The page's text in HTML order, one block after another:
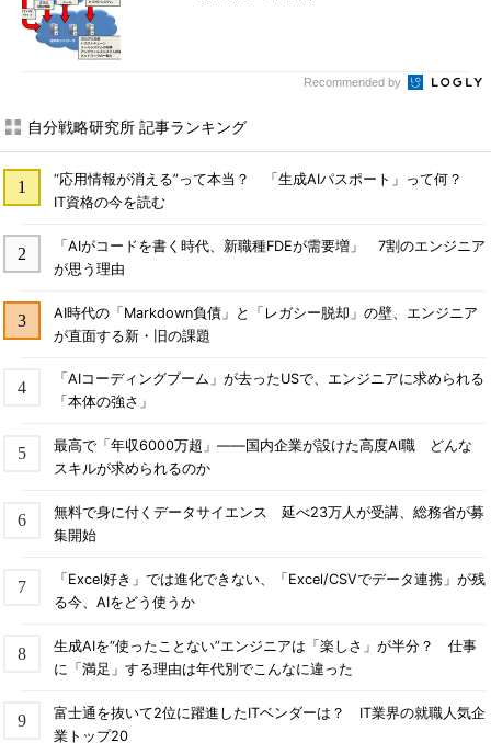
Recommended by
自分戦略研究所 記事ランキング
“応用情報が消える”って本当？ 「生成AIパスポート」って何？
IT資格の今を読む
「AIがコードを書く時代、新職種FDEが需要増」 7割のエンジニア
が思う理由
AI時代の「Markdown負債」と「レガシー脱却」の壁、エンジニア
が直面する新・旧の課題
「AIコーディングブーム」が去ったUSで、エンジニアに求められる
「本体の強さ」
最高で「年収6000万超」――国内企業が設けた高度AI職 どんな
スキルが求められるのか
無料で身に付くデータサイエンス 延べ23万人が受講、総務省が募
集開始
「Excel好き」では進化できない、「Excel/CSVでデータ連携」が残
る今、AIをどう使うか
生成AIを“使ったことない”エンジニアは「楽しさ」が半分？ 仕事
に「満足」する理由は年代別でこんなに違った
富士通を抜いて2位に躍進したITベンダーは？ IT業界の就職人気企
業トップ20